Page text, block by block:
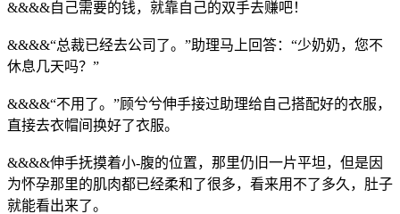
&&&&自己需要的钱，就靠自己的双手去赚吧！
&&&&“总裁已经去公司了。”助理马上回答：“少奶奶，您不
休息几天吗？”
&&&&“不用了。”顾兮兮伸手接过助理给自己搭配好的衣服，
直接去衣帽间换好了衣服。
&&&&伸手抚摸着小-腹的位置，那里仍旧一片平坦，但是因
为怀孕那里的肌肉都已经柔和了很多，看来用不了多久，肚子
就能看出来了。